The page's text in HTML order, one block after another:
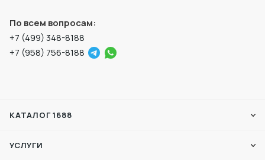
По всем вопросам:
+7 (499) 348-8188
+7 (958) 756-8188
КАТАЛОГ 1688
УСЛУГИ